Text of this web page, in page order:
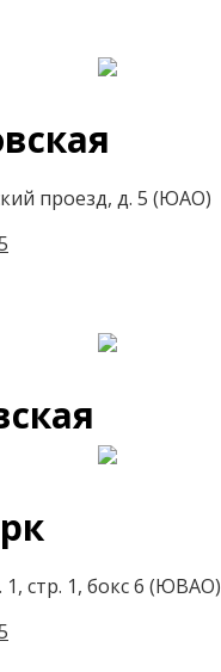
проезд, д. 5 (ЮАО)
1, стр. 1, бокс 6 (ЮВАО)